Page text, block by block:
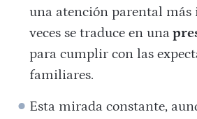
una atención parental más
veces se traduce en una
para cumplir con las
familiares.
Esta mirada constante,